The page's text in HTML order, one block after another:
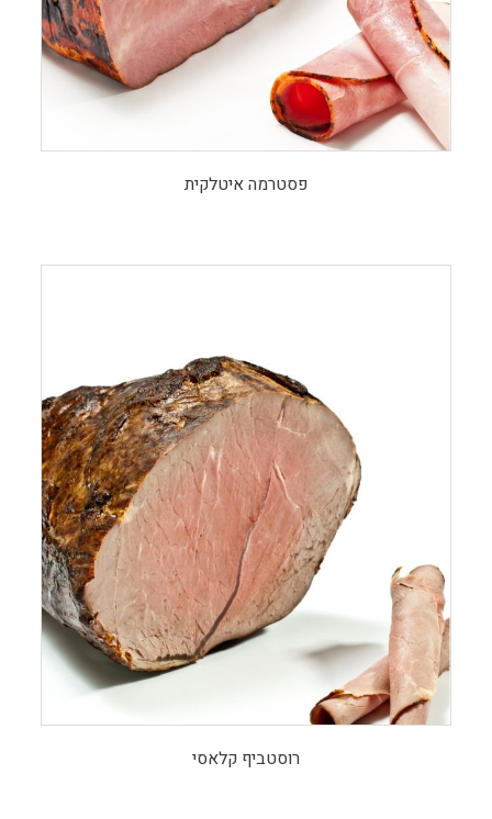
פסטרמה איטלקית
רוסטביף קלאסי